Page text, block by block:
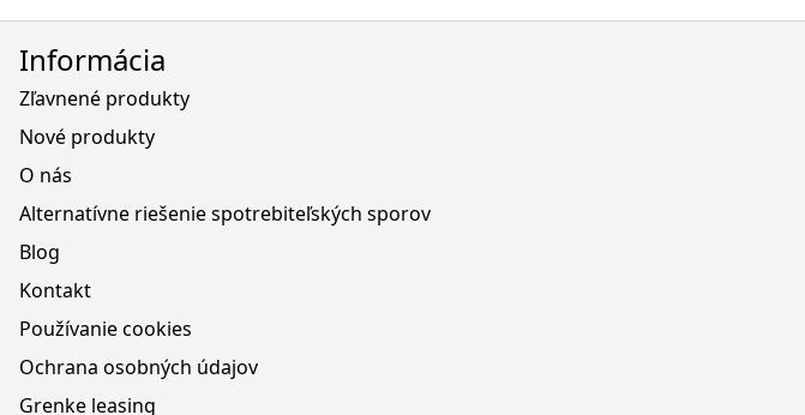
Informácia
Zľavnené produkty
Nové produkty
O nás
Alternatívne riešenie spotrebiteľských sporov
Blog
Kontakt
Používanie cookies
Ochrana osobných údajov
Grenke leasing